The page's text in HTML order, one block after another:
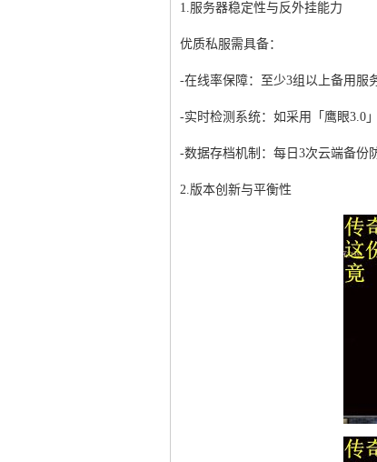
1.服务器稳定性与反外挂能力
优质私服需具备：
-在线率保障：至少3组以上备用服
-实时检测系统：如采用「鹰眼3.0
-数据存档机制：每日3次云端备份
2.版本创新与平衡性